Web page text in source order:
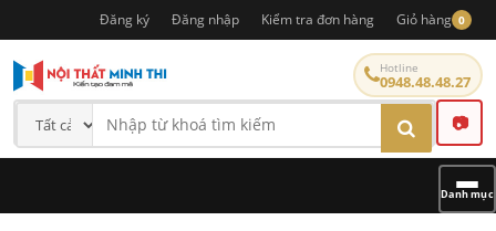
Đăng ký Đăng nhập Kiểm tra đơn hàng Giỏ hàng 0
📷
Hotline
0948.48.48.27
Danh mục